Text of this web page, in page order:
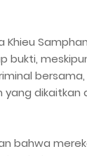
bukti,
dikaitkan
bahwa